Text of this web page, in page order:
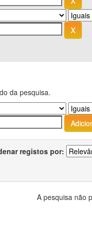
da pesquisa.
registos por:
A pesquisa não